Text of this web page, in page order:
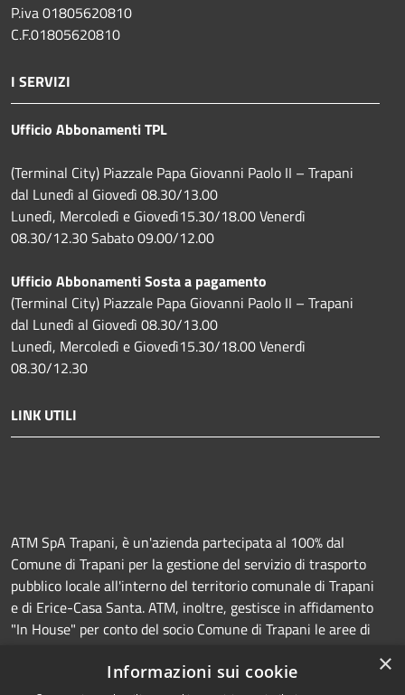
P.iva 01805620810
C.F.01805620810
I SERVIZI
Ufficio Abbonamenti TPL
(Terminal City) Piazzale Papa Giovanni Paolo II – Trapani
dal Lunedì al Giovedì 08.30/13.00
Lunedì, Mercoledì e Giovedì15.30/18.00 Venerdì
08.30/12.30 Sabato 09.00/12.00
Ufficio Abbonamenti Sosta a pagamento
(Terminal City) Piazzale Papa Giovanni Paolo II – Trapani
dal Lunedì al Giovedì 08.30/13.00
Lunedì, Mercoledì e Giovedì15.30/18.00 Venerdì
08.30/12.30
LINK UTILI
ATM SpA Trapani, è un'azienda partecipata al 100% dal
Comune di Trapani per la gestione del servizio di trasporto
pubblico locale all'interno del territorio comunale di Trapani
e di Erice-Casa Santa. ATM, inoltre, gestisce in affidamento
"In House" per conto del socio Comune di Trapani le aree di
manutenzione della segnaletica orizzontale e verticale.
×
Informazioni sui cookie